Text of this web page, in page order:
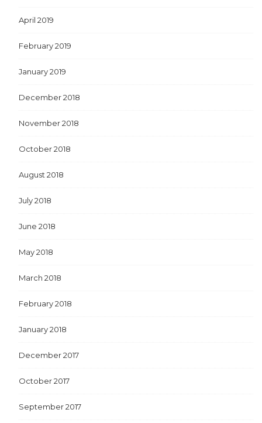
April 2019
February 2019
January 2019
December 2018
November 2018
October 2018
August 2018
July 2018
June 2018
May 2018
March 2018
February 2018
January 2018
December 2017
October 2017
September 2017